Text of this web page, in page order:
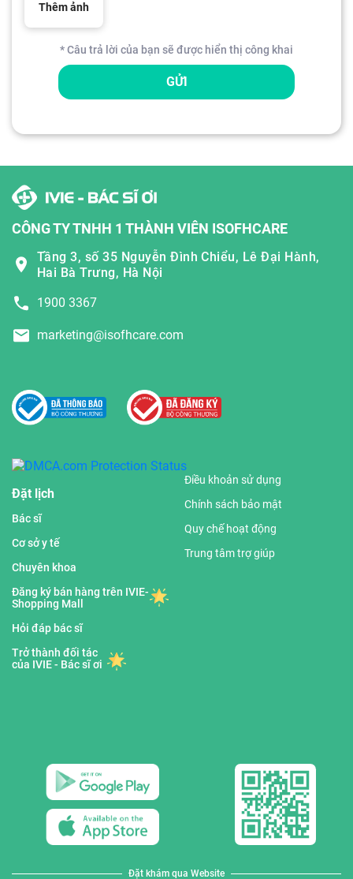
Thêm ảnh
* Câu trả lời của bạn sẽ được hiển thị công khai
GỬI
CÔNG TY TNHH 1 THÀNH VIÊN ISOFHCARE
Tầng 3, số 35 Nguyễn Đình Chiểu, Lê Đại Hành,
Hai Bà Trưng, Hà Nội
1900 3367
marketing@isofhcare.com
Đặt lịch
Bác sĩ
Cơ sở y tế
Chuyên khoa
Đăng ký bán hàng trên IVIE-
Shopping Mall
Hỏi đáp bác sĩ
Trở thành đối tác
của IVIE - Bác sĩ ơi
Điều khoản sử dụng
Chính sách bảo mật
Quy chế hoạt động
Trung tâm trợ giúp
Đặt khám qua Website